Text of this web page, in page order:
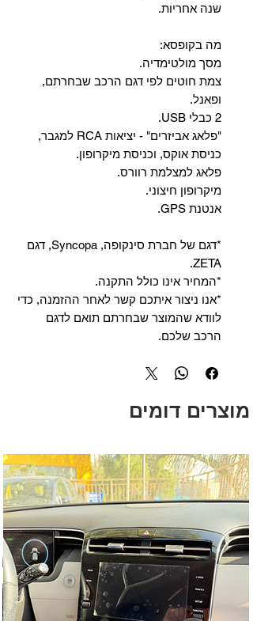
שנה אחריות.
מה בקופסא:
מסך מולטימדיה.
צמת חוטים לפי דגם הרכב שבחרתם,
ופאנל.
2 כבלי USB.
"פלאג אביזרים" - יציאות RCA למגבר,
כניסת אוקס, וכניסת מיקרופון.
פלאג למצלמת רוורס.
מיקרופון חיצוני.
אנטנת GPS.
*דגם של חברת סינקופה, Syncopa, דגם
ZETA.
*המחיר אינו כולל התקנה.
*אנו ניצור איתכם קשר לאחר ההזמנה, כדי
לוודא שהמוצר שבחרתם תואם לדגם
הרכב שלכם.
מוצרים דומים